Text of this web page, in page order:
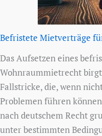
Befristete Mietverträge
Das Aufsetzen eines
Wohnraummietrecht
Fallstricke, die, wenn
Problemen führen
nach deutschem Recht
unter bestimmten